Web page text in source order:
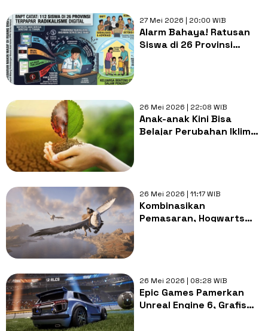
27 Mei 2026 | 20:00 WIB
Alarm Bahaya! Ratusan
Siswa di 26 Provinsi
26 Mei 2026 | 22:08 WIB
Anak-anak Kini Bisa
Belajar Perubahan Iklim
26 Mei 2026 | 11:17 WIB
Kombinasikan
Pemasaran, Hogwarts
26 Mei 2026 | 08:28 WIB
Epic Games Pamerkan
Unreal Engine 6, Grafis